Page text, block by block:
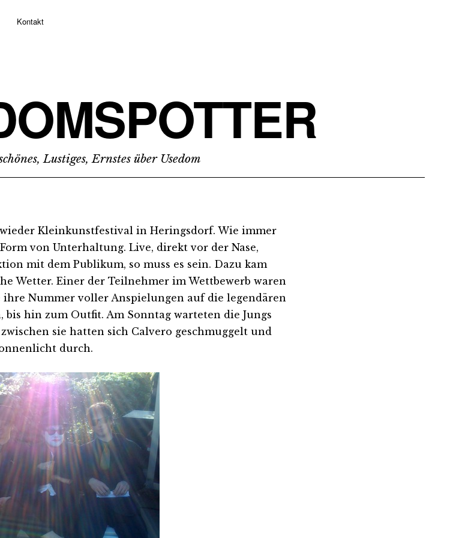
Kontakt
Lustiges, Ernstes über Usedom
Kleinkunstfestival in Heringsdorf. Wie immer
von Unterhaltung. Live, direkt vor der Nase,
mit dem Publikum, so muss es sein. Dazu kam
Wetter. Einer der Teilnehmer im Wettbewerb waren
ihre Nummer voller Anspielungen auf die legendären
bis hin zum Outfit. Am Sonntag warteten die Jungs
sie hatten sich Calvero geschmuggelt und
durch.